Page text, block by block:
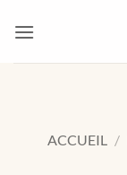
ACCUEIL /